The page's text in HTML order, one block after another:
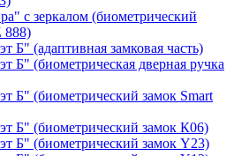
с зеркалом (биометрический
888)
Б" (адаптивная замковая часть)
Б" (биометрическая дверная ручка
Б" (биометрический замок Smart
Б" (биометрический замок К06)
Б" (биометрический замок Y23)